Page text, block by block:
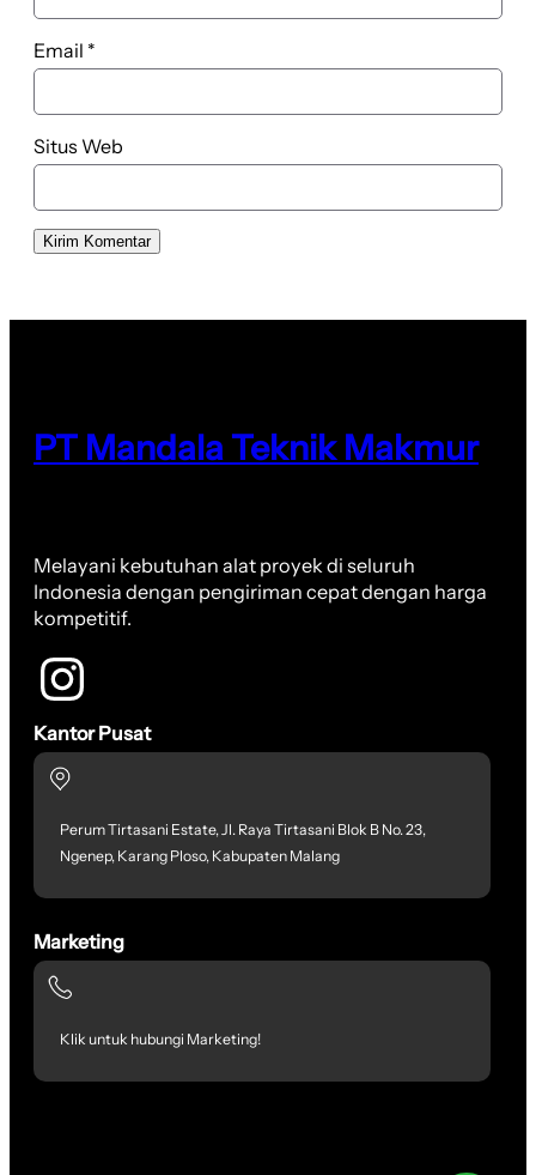
Email *
Situs Web
PT Mandala Teknik Makmur
Melayani kebutuhan alat proyek di seluruh
Indonesia dengan pengiriman cepat dengan harga
kompetitif.
Kantor Pusat
Perum Tirtasani Estate, Jl. Raya Tirtasani Blok B No. 23,
Ngenep, Karang Ploso, Kabupaten Malang
Marketing
Klik untuk hubungi Marketing!